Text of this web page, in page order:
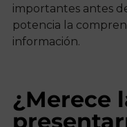
importantes antes
potencia la
información.
¿Merece